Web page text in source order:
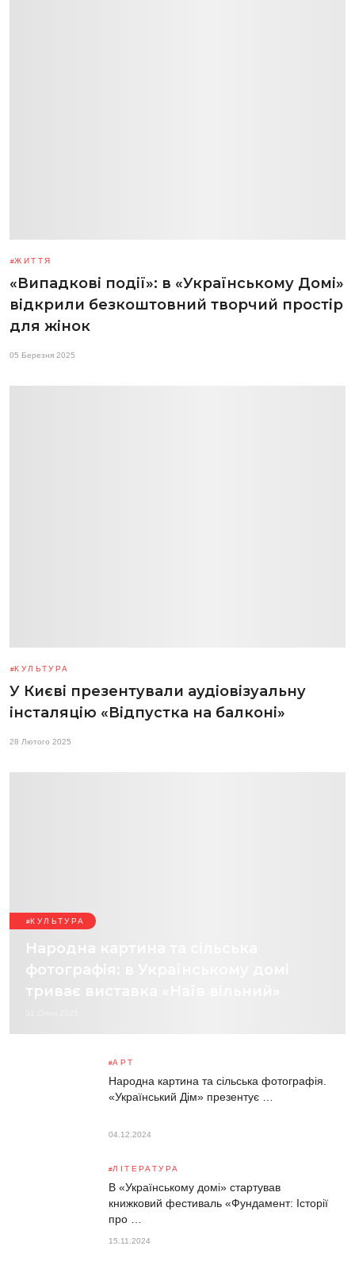
ЖИТТЯ
«Випадкові події»: в «Українському Домі»
відкрили безкоштовний творчий простір
для жінок
05 Березня 2025
КУЛЬТУРА
У Києві презентували аудіовізуальну
інсталяцію «Відпустка на балконі»
28 Лютого 2025
КУЛЬТУРА
Народна картина та сільська
фотографія: в Українському домі
триває виставка «Наїв вільний»
АРТ
Народна картина та сільська фотографія.
«Український Дім» презентує …
04.12.2024
ЛІТЕРАТУРА
В «Українському домі» стартував
книжковий фестиваль «Фундамент: Історії
про …
15.11.2024